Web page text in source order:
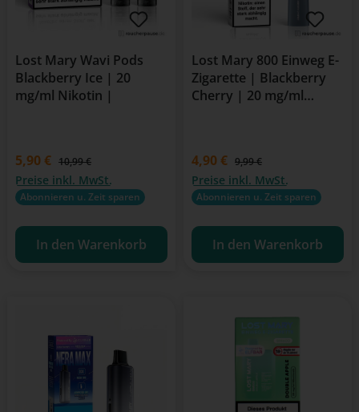
Lost Mary Wavi Pods
Blackberry Ice | 20
mg/ml Nikotin |
Verkaufspreis:
5,90 € Regulärer Preis:
10,99 €
Preise inkl. MwSt.
Abonnieren u. Zeit sparen
In den Warenkorb
Lost Mary 800 Einweg E-
Zigarette | Blackberry
Cherry | 20 mg/ml
Verkaufspreis:
4,90 € Regulärer Preis:
9,99 €
Preise inkl. MwSt.
Abonnieren u. Zeit sparen
In den Warenkorb